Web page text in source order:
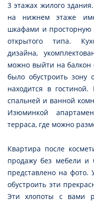
3 этажах жилого
на нижнем этаже
шкафами и просторную
открытого типа.
дизайна,
можно выйти на балкон
было обустроить зону
находится в
спальней и ванной
Изюминкой
терраса, где можно
Квартира после
продажу без мебели и
представлено на фото.
обустроить эти
Эти хлопоты с вами